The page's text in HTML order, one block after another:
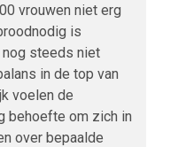
vrouwen niet erg
is
nog steeds niet
in de top van
voelen de
behoefte om zich in
over bepaalde